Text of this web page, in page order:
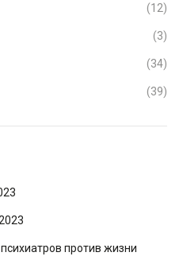
(12)
(3)
(34)
(39)
против жизни